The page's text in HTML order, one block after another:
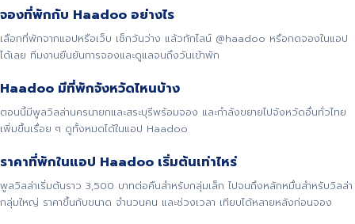
จองที่พักกับ Haadoo อย่างไร
เลือกที่พักจากแอปหรือเว็บ เช็กวันว่าง แล้วทักไลน์ @haadoo หรือกดจองในแอป
ได้เลย ทีมงานยืนยันการจองและดูแลจนถึงวันเข้าพัก
Haadoo มีที่พักจังหวัดไหนบ้าง
ตอนนี้มีพูลวิลล่านครนายกและสระบุรีพร้อมจอง และกำลังขยายไปจังหวัดอื่นทั่วไทย
เพิ่มขึ้นเรื่อย ๆ ดูทั้งหมดได้ในแอป Haadoo
ราคาที่พักในแอป Haadoo เริ่มต้นเท่าไหร่
พูลวิลล่าเริ่มต้นราว 3,500 บาทต่อคืนสำหรับกลุ่มเล็ก ไปจนถึงหลักหมื่นสำหรับวิลล่า
กลุ่มใหญ่ ราคาขึ้นกับขนาด จำนวนคน และช่วงเวลา เทียบได้หลายหลังก่อนจอง